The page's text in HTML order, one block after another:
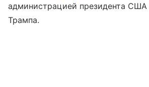
администрацией президента США
Трампа.